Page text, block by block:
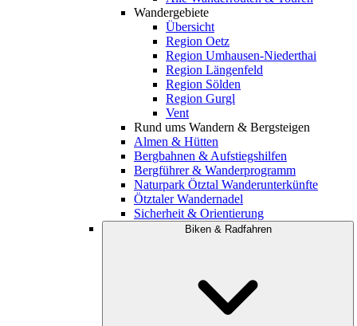
Wandergebiete
Übersicht
Region Oetz
Region Umhausen-Niederthai
Region Längenfeld
Region Sölden
Region Gurgl
Vent
Rund ums Wandern & Bergsteigen
Almen & Hütten
Bergbahnen & Aufstiegshilfen
Bergführer & Wanderprogramm
Naturpark Ötztal Wanderunterkünfte
Ötztaler Wandernadel
Sicherheit & Orientierung
Biken & Radfahren